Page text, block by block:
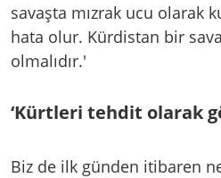
savaşta mızrak ucu olarak
hata olur. Kürdistan bir
olmalıdır.'
‘Kürtleri tehdit olarak
Biz de ilk günden itibaren